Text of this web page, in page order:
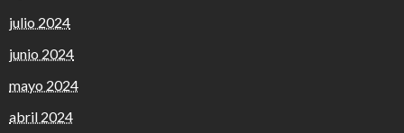
julio 2024
junio 2024
mayo 2024
abril 2024